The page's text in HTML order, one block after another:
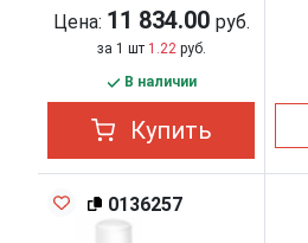
Цена: 11 834.00 руб.
за 1 шт 1.22 руб.
В наличии
Купить
0136257